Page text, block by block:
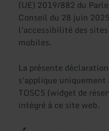
(UE) 2019/882 du
Conseil du 28 juin
l'accessibilité des
mobiles.
La présente
s'applique
TOSC5 (widget de
intégré à ce site web.